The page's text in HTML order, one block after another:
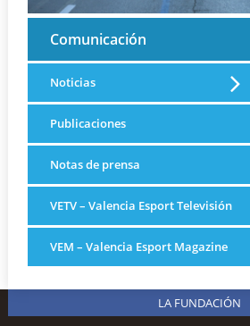
Comunicación
Noticias
Publicaciones
Notas de prensa
VETV – Valencia Esport Televisión
VEM – Valencia Esport Magazine
LA FUNDACIÓN